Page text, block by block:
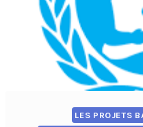
LES PROJETS